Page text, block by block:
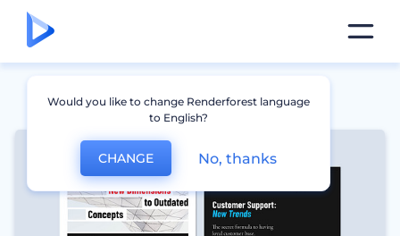
Would you like to change Renderforest language
to English?
CHANGE No, thanks